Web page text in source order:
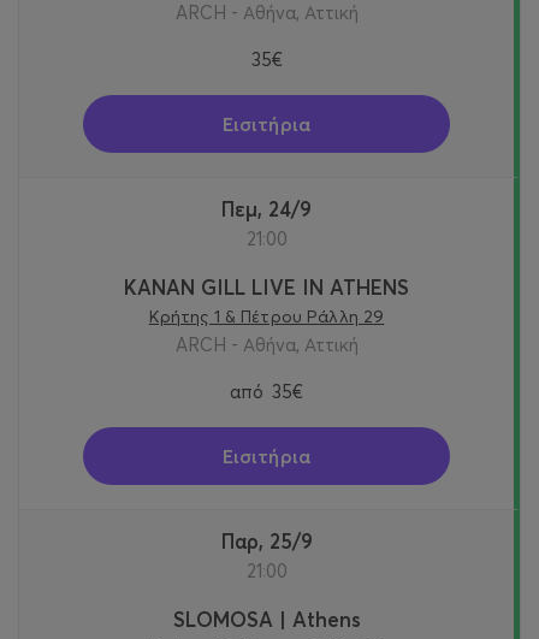
ARCH - Αθήνα, Αττική
35€
Εισιτήρια
Πεμ, 24/9
21:00
KANAN GILL LIVE IN ATHENS
Κρήτης 1 & Πέτρου Ράλλη 29
ARCH - Αθήνα, Αττική
από 35€
Εισιτήρια
Παρ, 25/9
21:00
SLOMOSA | Athens